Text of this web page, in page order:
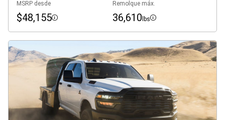
MSRP desde
$48,155 Disclosure
Remolque máx.
36,610 lbs Disclosure